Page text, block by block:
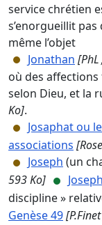
service chrétien
s’enorgueillit
même l’objet
Jonathan
où des
selon Dieu, et la
Ko].
Josaphat ou
associations
Joseph (un
593 Ko]
Joseph
discipline »
Genèse 49